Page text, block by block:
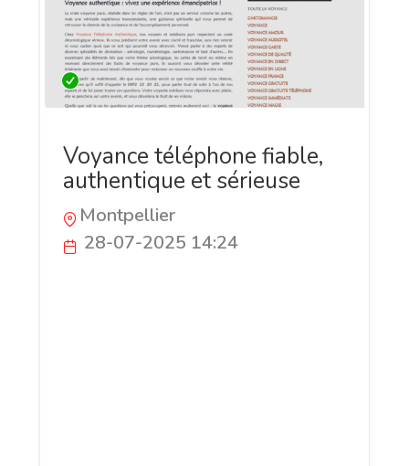
Voyance téléphone fiable,
authentique et sérieuse
Montpellier
28-07-2025 14:24